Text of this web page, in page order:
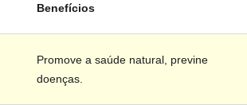
Benefícios
Promove a saúde natural, previne
doenças.